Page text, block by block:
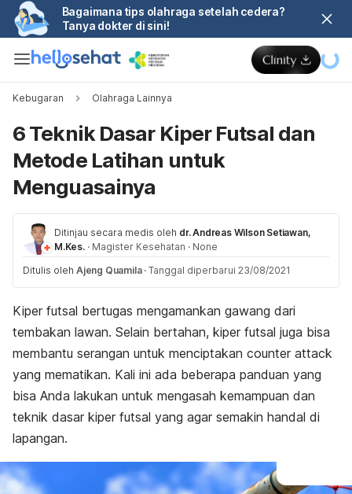
Bagaimana tips olahraga setelah cedera?
Tanya dokter di sini!
Kebugaran Olahraga Lainnya
6 Teknik Dasar Kiper Futsal dan
Metode Latihan untuk
Menguasainya
Ditinjau secara medis oleh dr. Andreas Wilson Setiawan,
M.Kes. · Magister Kesehatan · None
Ditulis oleh Ajeng Quamila · Tanggal diperbarui 23/08/2021
Kiper futsal bertugas mengamankan gawang dari
tembakan lawan. Selain bertahan, kiper futsal juga bisa
membantu serangan untuk menciptakan counter attack
yang mematikan. Kali ini ada beberapa panduan yang
bisa Anda lakukan untuk mengasah kemampuan dan
teknik dasar kiper futsal yang agar semakin handal di
lapangan.